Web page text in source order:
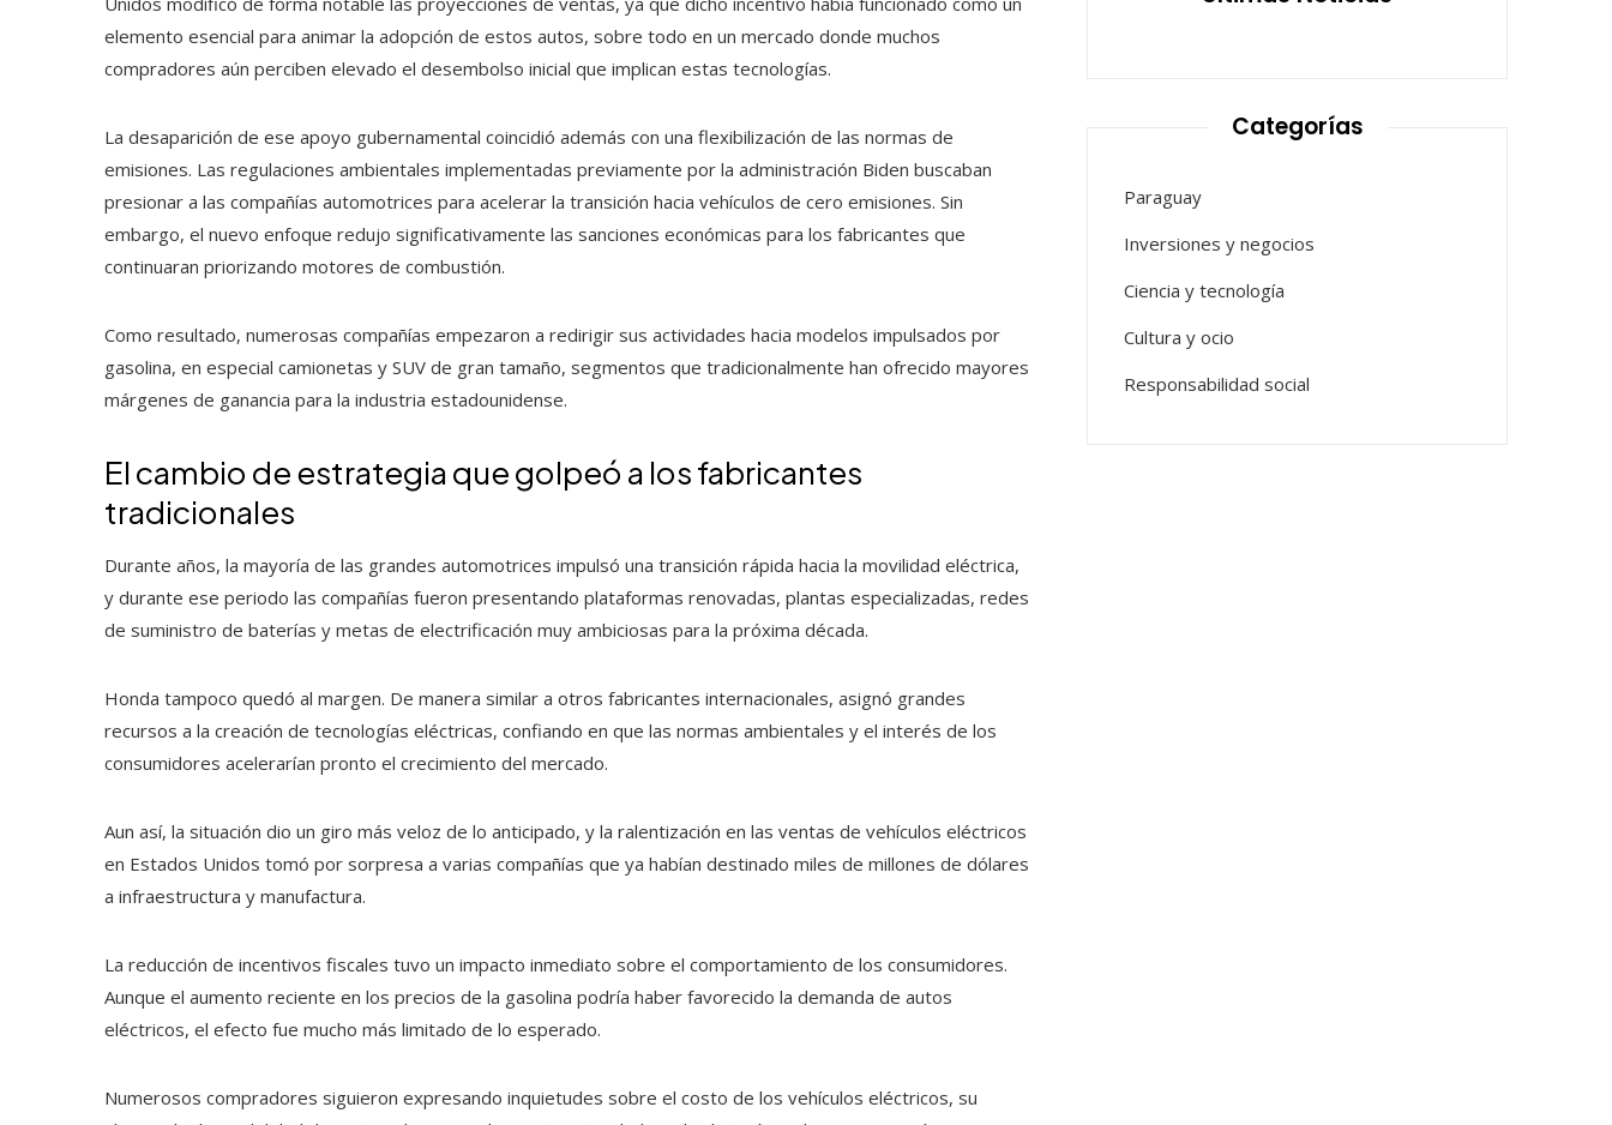
elemento esencial para animar la adopción de estos autos, sobre todo en un mercado donde muchos
compradores aún perciben elevado el desembolso inicial que implican estas tecnologías.
La desaparición de ese apoyo gubernamental coincidió además con una flexibilización de las normas de
emisiones. Las regulaciones ambientales implementadas previamente por la administración Biden buscaban
presionar a las compañías automotrices para acelerar la transición hacia vehículos de cero emisiones. Sin
embargo, el nuevo enfoque redujo significativamente las sanciones económicas para los fabricantes que
continuaran priorizando motores de combustión.
Como resultado, numerosas compañías empezaron a redirigir sus actividades hacia modelos impulsados por
gasolina, en especial camionetas y SUV de gran tamaño, segmentos que tradicionalmente han ofrecido mayores
márgenes de ganancia para la industria estadounidense.
El cambio de estrategia que golpeó a los fabricantes
tradicionales
Durante años, la mayoría de las grandes automotrices impulsó una transición rápida hacia la movilidad eléctrica,
y durante ese periodo las compañías fueron presentando plataformas renovadas, plantas especializadas, redes
de suministro de baterías y metas de electrificación muy ambiciosas para la próxima década.
Honda tampoco quedó al margen. De manera similar a otros fabricantes internacionales, asignó grandes
recursos a la creación de tecnologías eléctricas, confiando en que las normas ambientales y el interés de los
consumidores acelerarían pronto el crecimiento del mercado.
Aun así, la situación dio un giro más veloz de lo anticipado, y la ralentización en las ventas de vehículos eléctricos
en Estados Unidos tomó por sorpresa a varias compañías que ya habían destinado miles de millones de dólares
a infraestructura y manufactura.
La reducción de incentivos fiscales tuvo un impacto inmediato sobre el comportamiento de los consumidores.
Aunque el aumento reciente en los precios de la gasolina podría haber favorecido la demanda de autos
eléctricos, el efecto fue mucho más limitado de lo esperado.
Numerosos compradores siguieron expresando inquietudes sobre el costo de los vehículos eléctricos, su
Categorías
Paraguay
Inversiones y negocios
Ciencia y tecnología
Cultura y ocio
Responsabilidad social